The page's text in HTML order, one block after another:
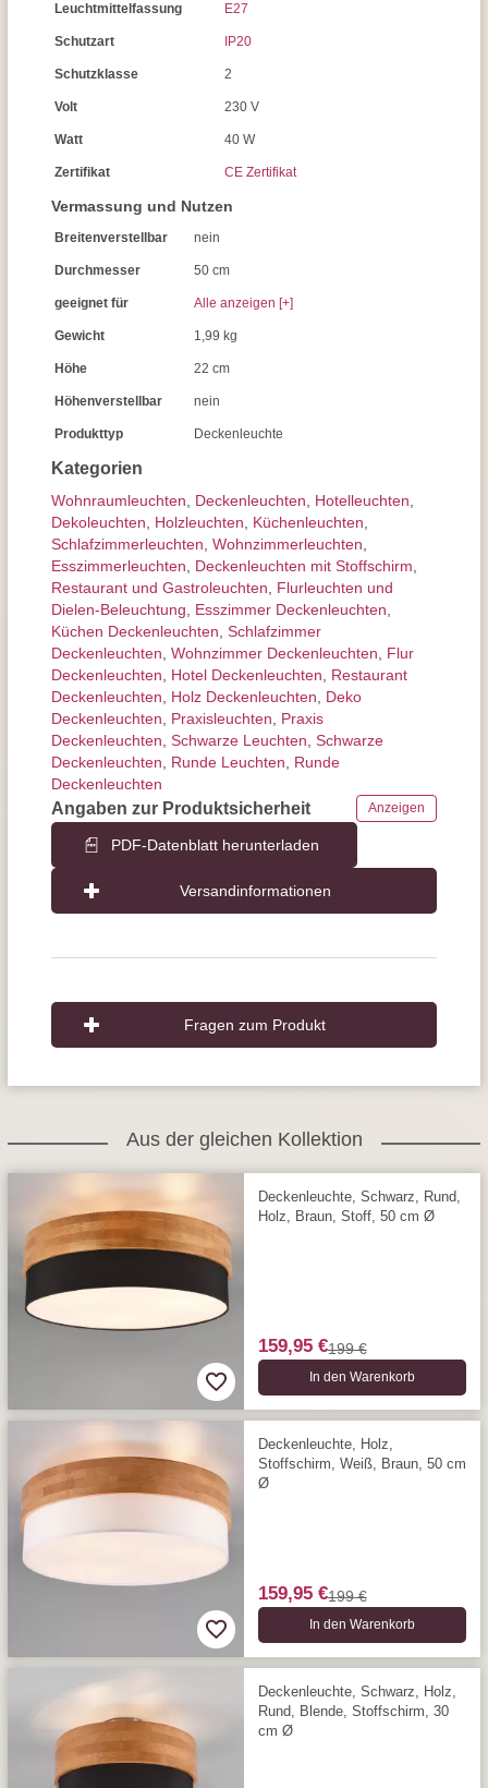
Kategorien
Wohnraum­leuchten Decken­leuchten Hotelleuchten
Dekoleuchten
Holzleuchten Küchenleuchten
Schlafzimmer­leuchten Wohnzimmer­leuchten
Esszimmer­­leuchten
Deckenleuchten mit Stoffschirm
Restaurant und Gastroleuchten
Flurleuchten und
Dielen-Beleuchtung
Esszimmer Deckenleuchten
Küchen Deckenleuchten Schlafzimmer
Deckenleuchten Wohnzimmer Deckenleuchten
Flur
Deckenleuchten
Hotel Deckenleuchten
Restaurant
Deckenleuchten
Holz Deckenleuchten
Deko
Deckenleuchten
Praxisleuchten
Praxis
Deckenleuchten Schwarze Leuchten Schwarze
Deckenleuchten
Runde Leuchten
Runde
Deckenleuchten
Angaben zur Produktsicherheit Anzeigen
PDF-Datenblatt herunterladen
Versandinformationen
Leuchtmittelfassung E27
Schutzart IP20
Schutzklasse 2
Volt 230 V
Watt 40 W
Zertifikat CE Zertifikat
Vermassung und Nutzen
Breitenverstellbar nein
Durchmesser 50 cm
geeignet für Alle anzeigen [+]
Gewicht 1,99 kg
Höhe 22 cm
Höhenverstellbar nein
Produkttyp Deckenleuchte
Fragen zum Produkt
Aus der gleichen Kollektion
Deckenleuchte, Schwarz, Rund,
Holz, Braun, Stoff, 50 cm Ø
159,95 €199 €
In den Warenkorb
Deckenleuchte, Holz,
Stoffschirm, Weiß, Braun, 50 cm
Ø
159,95 €199 €
In den Warenkorb
Deckenleuchte, Schwarz, Holz,
Rund, Blende, Stoffschirm, 30
cm Ø